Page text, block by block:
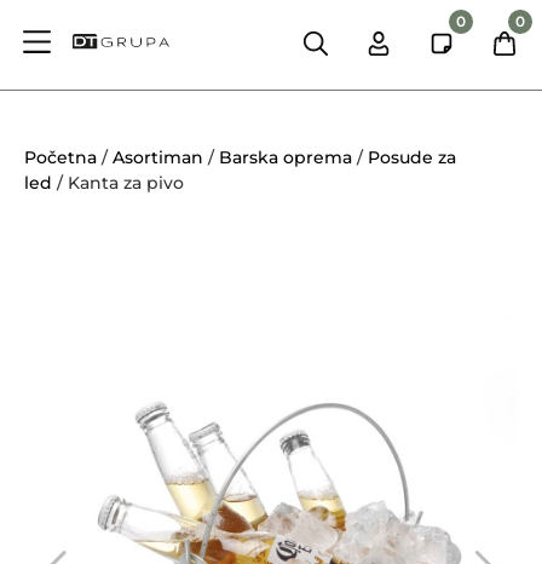
0 0
Početna /Asortiman / Barska oprema / Posude za
led / Kanta za pivo